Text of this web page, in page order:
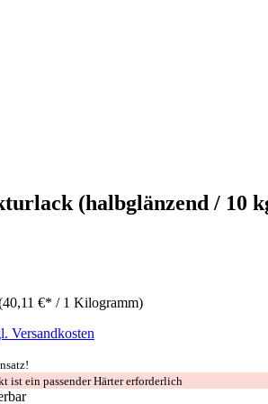
(halbglänzend / 10
€* / 1 Kilogramm)
Versandkosten
ist ein passender Härter erforderlich